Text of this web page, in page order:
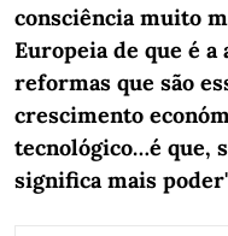
consciência muito
Europeia de que é a
reformas que são
crescimento
tecnológico…é que,
significa mais